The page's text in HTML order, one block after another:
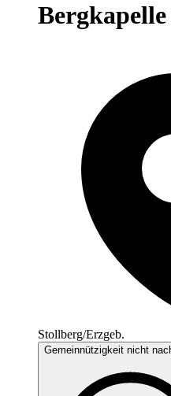
Stollberg/Erzgeb.
Gemeinnützigkeit nicht